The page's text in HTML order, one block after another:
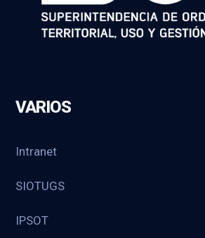
VARIOS
Intranet
SIOTUGS
IPSOT